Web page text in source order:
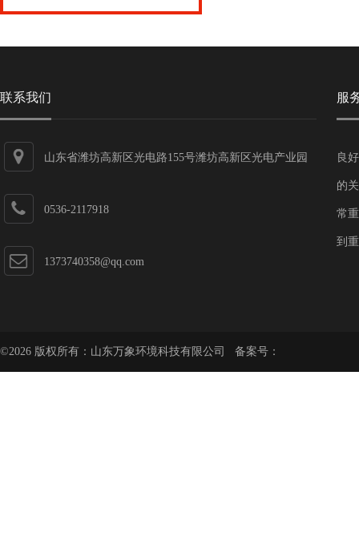
联系我们
山东省潍坊高新区光电路155号潍坊高新区光电产业园
0536-2117918
1373740358@qq.com
服
良
的
常
到
©2026 版权所有：山东万象环境科技有限公司 备案号：